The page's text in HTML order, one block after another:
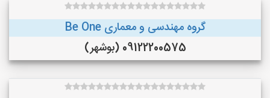
گروه مهندسی و معماری Be One
09122200575 (بوشهر)